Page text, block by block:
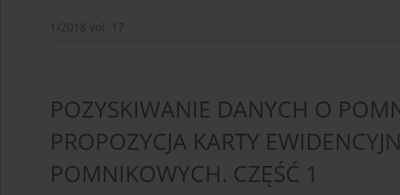
1/2018 vol. 17
POZYSKIWANIE DANYCH O
PROPOZYCJA KARTY
POMNIKOWYCH. CZĘŚĆ 1